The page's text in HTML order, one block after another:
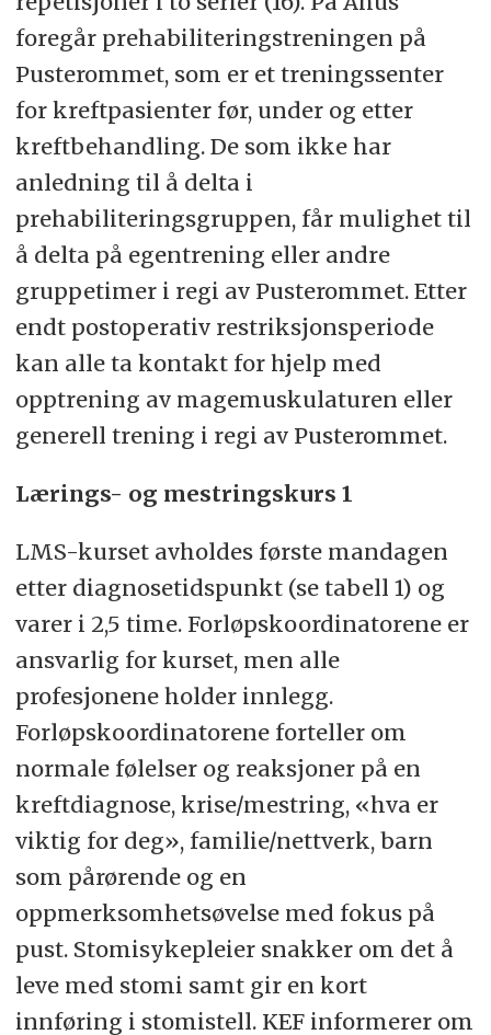
foregår prehabiliteringstreningen på
Pusterommet, som er et treningssenter
for kreftpasienter før, under og etter
kreftbehandling. De som ikke har
anledning til å delta i
prehabiliteringsgruppen, får mulighet til
å delta på egentrening eller andre
gruppetimer i regi av Pusterommet. Etter
endt postoperativ restriksjonsperiode
kan alle ta kontakt for hjelp med
opptrening av magemuskulaturen eller
generell trening i regi av Pusterommet.
Lærings- og mestringskurs 1
LMS-kurset avholdes første mandagen
etter diagnosetidspunkt (se tabell 1) og
varer i 2,5 time. Forløpskoordinatorene er
ansvarlig for kurset, men alle
profesjonene holder innlegg.
Forløpskoordinatorene forteller om
normale følelser og reaksjoner på en
kreftdiagnose, krise/mestring, «hva er
viktig for deg», familie/nettverk, barn
som pårørende og en
oppmerksomhetsøvelse med fokus på
pust. Stomisykepleier snakker om det å
leve med stomi samt gir en kort
innføring i stomistell. KEF informerer om